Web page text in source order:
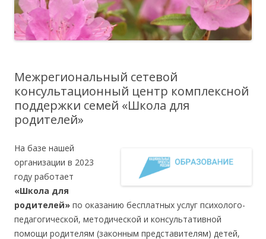
Межрегиональный сетевой
консультационный центр комплексной
поддержки семей «Школа для
родителей»
На базе нашей
организации в 2023
году работает
«Школа для
родителей» по оказанию бесплатных услуг психолого-
педагогической, методической и консультативной
помощи родителям (законным представителям) детей,